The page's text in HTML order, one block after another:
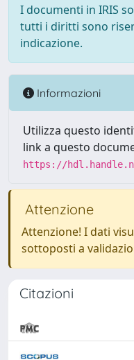
I documenti in IRIS
tutti i diritti sono
indicazione.
Informazioni
Utilizza questo
link a questo
https://
Attenzione
Attenzione! I dati
sottoposti a
Citazioni